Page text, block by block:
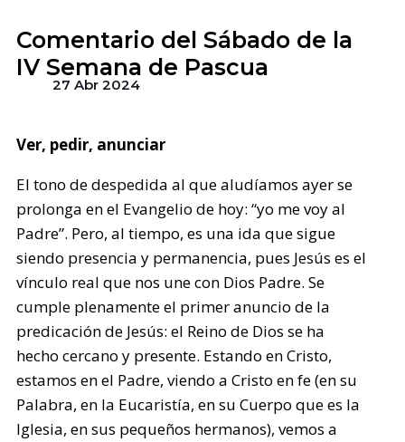
Comentario del Sábado de la
IV Semana de Pascua
27 Abr 2024
Ver, pedir, anunciar
El tono de despedida al que aludíamos ayer se
prolonga en el Evangelio de hoy: “yo me voy al
Padre”. Pero, al tiempo, es una ida que sigue
siendo presencia y permanencia, pues Jesús es el
vínculo real que nos une con Dios Padre. Se
cumple plenamente el primer anuncio de la
predicación de Jesús: el Reino de Dios se ha
hecho cercano y presente. Estando en Cristo,
estamos en el Padre, viendo a Cristo en fe (en su
Palabra, en la Eucaristía, en su Cuerpo que es la
Iglesia, en sus pequeños hermanos), vemos a